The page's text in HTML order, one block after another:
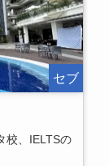
セブ
校、IELTSの